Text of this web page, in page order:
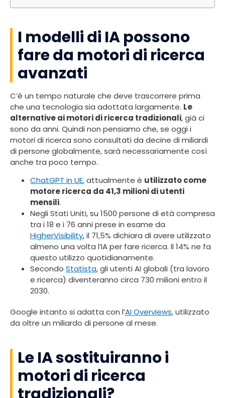
I modelli di IA possono
fare da motori di ricerca
avanzati
C’è un tempo naturale che deve trascorrere prima
che una tecnologia sia adottata largamente. Le
alternative ai motori di ricerca tradizionali, già ci
sono da anni. Quindi non pensiamo che, se oggi i
motori di ricerca sono consultati da decine di miliardi
di persone globalmente, sarà necessariamente così
anche tra poco tempo.
ChatGPT in UE, attualmente è utilizzato come
motore ricerca da 41,3 milioni di utenti
mensili.
Negli Stati Uniti, su 1500 persone di età compresa
tra i 18 e i 76 anni prese in esame da
HigherVisibility, il 71,5% dichiara di avere utilizzato
almeno una volta l’IA per fare ricerca. Il 14% ne fa
questo utilizzo quotidianamente.
Secondo Statista, gli utenti AI globali (tra lavoro
e ricerca) diventeranno circa 730 milioni entro il
2030.
Google intanto si adatta con l’AI Overviews, utilizzato
da oltre un miliardo di persone al mese.
Le IA sostituiranno i
motori di ricerca